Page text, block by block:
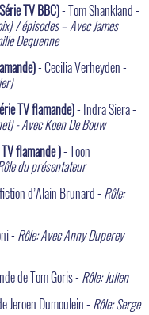
TV BBC)- Tom Shankland -
7 épisodes – Avec James
Dequenne
- Cecilia Verheyden -
TV flamande)- Indra Siera -
- Avec Koen De Bouw
flamande )- Toon
du présentateur
d’Alain Brunard - Rôle:
- Rôle: Avec Anny Duperey
de Tom Goris - Rôle: Julien
Jeroen Dumoulein - Rôle: Serge